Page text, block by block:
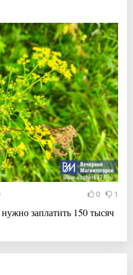
0 1
заплатить 150 тысяч